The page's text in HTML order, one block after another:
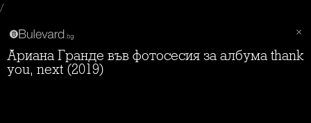
/
Ариана Гранде във фотосесия за албума thank
you, next (2019)